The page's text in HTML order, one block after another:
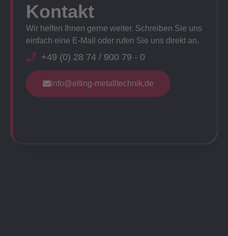
Kontakt
Wir helfen Ihnen gerne weiter. Schreiben Sie uns
einfach eine E-Mail oder rufen Sie uns direkt an.
+49 (0) 28 74 / 900 79 - 0
info@elting-metalltechnik.de